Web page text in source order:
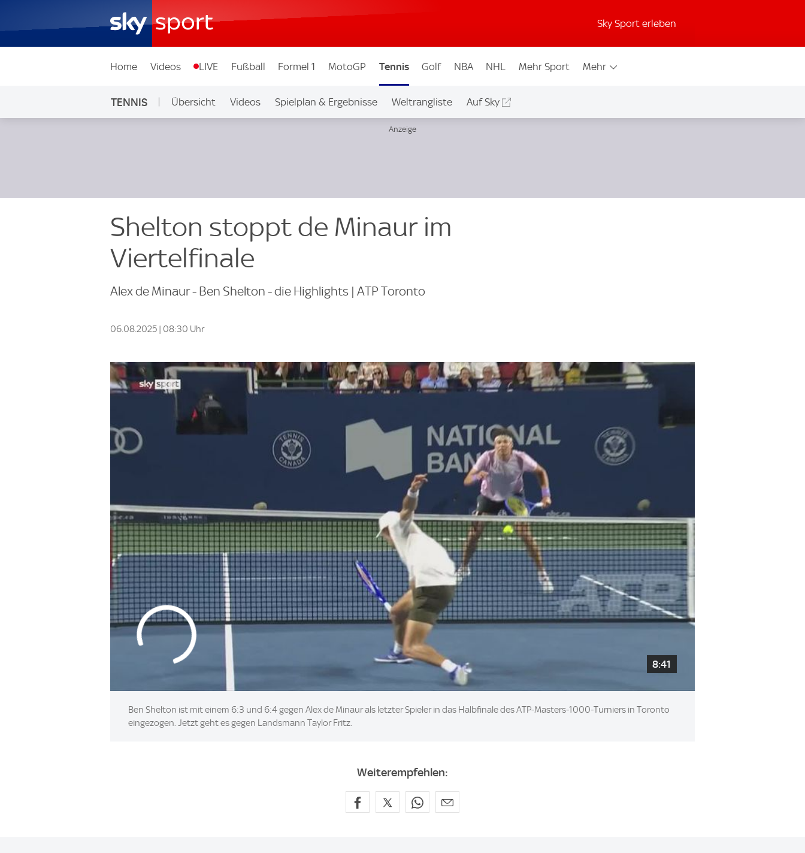
Sky Sport erleben
Home Videos LIVE Fußball Formel 1 MotoGP Tennis Golf NBA NHL Mehr Sport Mehr
TENNIS Übersicht Videos Spielplan & Ergebnisse Weltrangliste Auf Sky
Shelton stoppt de Minaur im
Viertelfinale
Alex de Minaur - Ben Shelton - die Highlights | ATP Toronto
06.08.2025 | 08:30 Uhr
8:41
Ben Shelton ist mit einem 6:3 und 6:4 gegen Alex de Minaur als letzter Spieler in das Halbfinale des ATP-Masters-1000-Turniers in Toronto
eingezogen. Jetzt geht es gegen Landsmann Taylor Fritz.
Weiterempfehlen: